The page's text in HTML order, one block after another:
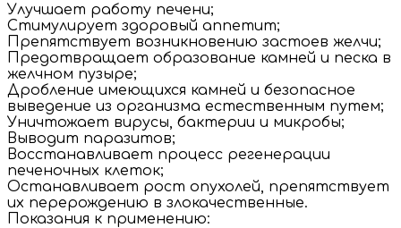
Улучшает работу печени;
Стимулирует здоровый аппетит;
Препятствует возникновению застоев желчи;
Предотвращает образование камней и песка в
желчном пузыре;
Дробление имеющихся камней и безопасное
выведение из организма естественным путем;
Уничтожает вирусы, бактерии и микробы;
Выводит паразитов;
Восстанавливает процесс регенерации
печеночных клеток;
Останавливает рост опухолей, препятствует
их перерождению в злокачественные.
Показания к применению: